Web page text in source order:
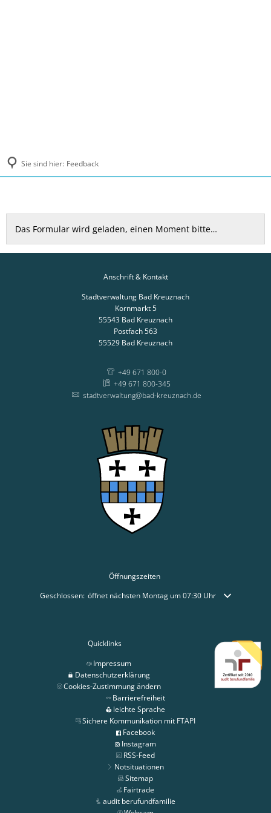
Sie sind hier: Feedback
Feedback
Das Formular wird geladen, einen Moment bitte…
Anschrift & Kontakt
Stadtverwaltung Bad Kreuznach
Kornmarkt 5
55543 Bad Kreuznach
Postfach 563
55529 Bad Kreuznach
+49 671 800-0
+49 671 800-345
stadtverwaltung@bad-kreuznach.de
Öffnungszeiten
Klicken, um weitere Öffnungs- oder Schließzeiten auszublenden
Geschlossen: öffnet nächsten Montag um 07:30 Uhr
Quicklinks
Impressum
Datenschutzerklärung
Cookies-Zustimmung ändern
Barrierefreiheit
leichte Sprache
Sichere Kommunikation mit FTAPI
Facebook
Instagram
RSS-Feed
Notsituationen
Sitemap
Fairtrade
audit berufundfamilie